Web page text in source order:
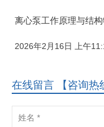
离心泵工作原理与结
2026年2月16日 上午
在线留言 【咨询热